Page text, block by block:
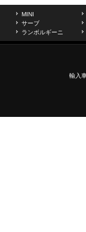
MINI
サーブ
ランボルギーニ
輸入